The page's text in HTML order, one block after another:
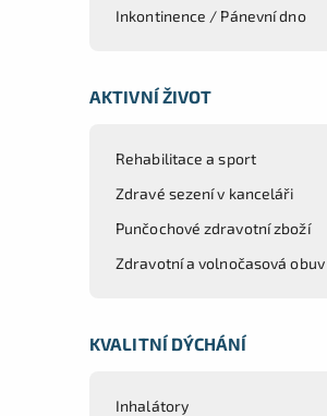
Inkontinence / Pánevní dno
AKTIVNÍ ŽIVOT
Rehabilitace a sport
Zdravé sezení v kanceláři
Punčochové zdravotní zboží
Zdravotní a volnočasová obuv
KVALITNÍ DÝCHÁNÍ
Inhalátory